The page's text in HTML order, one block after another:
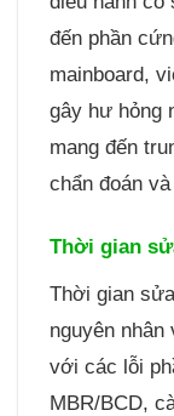
đến phần
mainboard,
gây hư hỏng
mang đến
chẩn đoán
Thời gian
Thời gian
nguyên
với các lỗi
MBR/BCD,